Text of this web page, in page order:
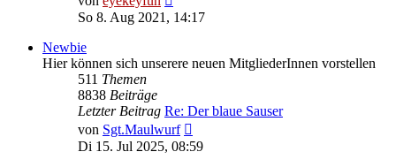
Beitrag
So 8. Aug 2021, 14:17
Newbie
Hier können sich unserere neuen MitgliederInnen vorstellen
511 Themen
8838 Beiträge
Letzter Beitrag Re: Der blaue Sauser
von Sgt.Maulwurf
Beitrag
Di 15. Jul 2025, 08:59